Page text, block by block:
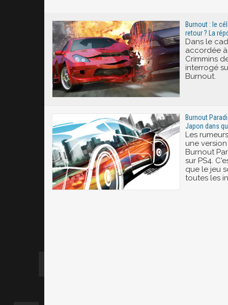
Burnout : le
retour ? La
Dans le
accordée à
Crimmins
interrogé
Burnout.
Burnout
Japon dans
Les
une
Burnout
sur PS4.
que le jeu
toutes les